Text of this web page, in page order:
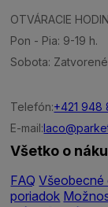
OTVÁRACIE
Pon - Pia: 9-19 h.
Sobota:
Telefón:+421 948
E-mail:
Všetko o
FAQ Všeobecné
poriadok